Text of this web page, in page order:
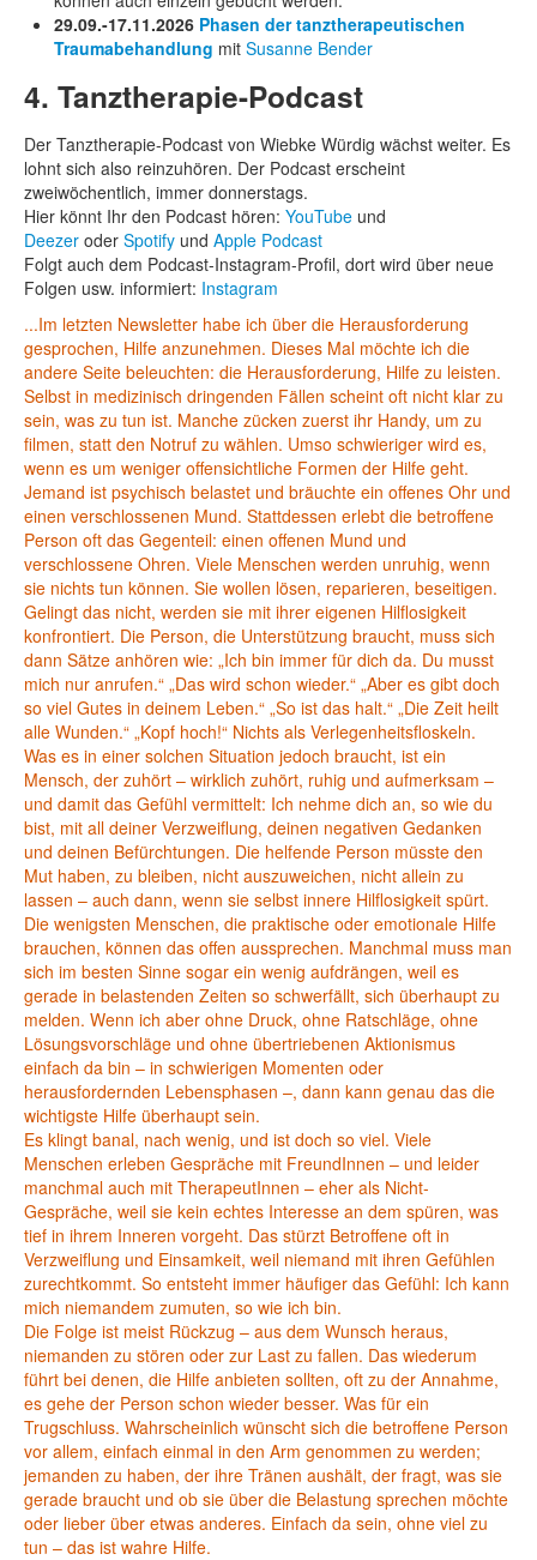
29.09.-17.11.2026 Phasen der tanztherapeutischen
Traumabehandlung mit Susanne Bender
4. Tanztherapie-Podcast
Der Tanztherapie-Podcast von Wiebke Würdig wächst weiter. Es
lohnt sich also reinzuhören. Der Podcast erscheint
zweiwöchentlich, immer donnerstags.
Hier könnt Ihr den Podcast hören: YouTube und
Deezer oder Spotify und Apple Podcast
Folgt auch dem Podcast-Instagram-Profil, dort wird über neue
Folgen usw. informiert: Instagram
...Im letzten Newsletter habe ich über die Herausforderung
gesprochen, Hilfe anzunehmen. Dieses Mal möchte ich die
andere Seite beleuchten: die Herausforderung, Hilfe zu leisten.
Selbst in medizinisch dringenden Fällen scheint oft nicht klar zu
sein, was zu tun ist. Manche zücken zuerst ihr Handy, um zu
filmen, statt den Notruf zu wählen. Umso schwieriger wird es,
wenn es um weniger offensichtliche Formen der Hilfe geht.
Jemand ist psychisch belastet und bräuchte ein offenes Ohr und
einen verschlossenen Mund. Stattdessen erlebt die betroffene
Person oft das Gegenteil: einen offenen Mund und
verschlossene Ohren. Viele Menschen werden unruhig, wenn
sie nichts tun können. Sie wollen lösen, reparieren, beseitigen.
Gelingt das nicht, werden sie mit ihrer eigenen Hilflosigkeit
konfrontiert. Die Person, die Unterstützung braucht, muss sich
dann Sätze anhören wie: „Ich bin immer für dich da. Du musst
mich nur anrufen.“ „Das wird schon wieder.“ „Aber es gibt doch
so viel Gutes in deinem Leben.“ „So ist das halt.“ „Die Zeit heilt
alle Wunden.“ „Kopf hoch!“ Nichts als Verlegenheitsfloskeln.
Was es in einer solchen Situation jedoch braucht, ist ein
Mensch, der zuhört – wirklich zuhört, ruhig und aufmerksam –
und damit das Gefühl vermittelt: Ich nehme dich an, so wie du
bist, mit all deiner Verzweiflung, deinen negativen Gedanken
und deinen Befürchtungen. Die helfende Person müsste den
Mut haben, zu bleiben, nicht auszuweichen, nicht allein zu
lassen – auch dann, wenn sie selbst innere Hilflosigkeit spürt.
Die wenigsten Menschen, die praktische oder emotionale Hilfe
brauchen, können das offen aussprechen. Manchmal muss man
sich im besten Sinne sogar ein wenig aufdrängen, weil es
gerade in belastenden Zeiten so schwerfällt, sich überhaupt zu
melden. Wenn ich aber ohne Druck, ohne Ratschläge, ohne
Lösungsvorschläge und ohne übertriebenen Aktionismus
einfach da bin – in schwierigen Momenten oder
herausfordernden Lebensphasen –, dann kann genau das die
wichtigste Hilfe überhaupt sein.
Es klingt banal, nach wenig, und ist doch so viel. Viele
Menschen erleben Gespräche mit FreundInnen – und leider
manchmal auch mit TherapeutInnen – eher als Nicht-
Gespräche, weil sie kein echtes Interesse an dem spüren, was
tief in ihrem Inneren vorgeht. Das stürzt Betroffene oft in
Verzweiflung und Einsamkeit, weil niemand mit ihren Gefühlen
zurechtkommt. So entsteht immer häufiger das Gefühl: Ich kann
mich niemandem zumuten, so wie ich bin.
Die Folge ist meist Rückzug – aus dem Wunsch heraus,
niemanden zu stören oder zur Last zu fallen. Das wiederum
führt bei denen, die Hilfe anbieten sollten, oft zu der Annahme,
es gehe der Person schon wieder besser. Was für ein
Trugschluss. Wahrscheinlich wünscht sich die betroffene Person
vor allem, einfach einmal in den Arm genommen zu werden;
jemanden zu haben, der ihre Tränen aushält, der fragt, was sie
gerade braucht und ob sie über die Belastung sprechen möchte
oder lieber über etwas anderes. Einfach da sein, ohne viel zu
tun – das ist wahre Hilfe.